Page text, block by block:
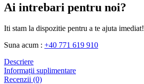
Ai intrebari pentru noi?
Iti stam la dispozitie pentru a te ajuta imediat!
Suna acum : +40 771 619 910
Descriere
Informații suplimentare
Recenzii (0)